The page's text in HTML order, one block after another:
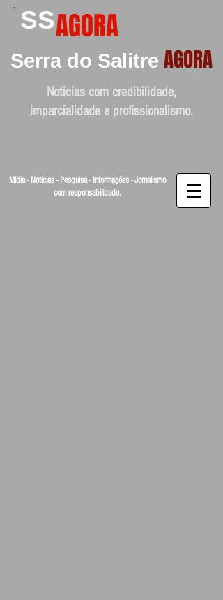
SSAGORA
Serra do Salitre AGORA
Noticias com credibilidade,
imparcialidade e profissionalismo.
Mídia - Noticias - Pesquisa - Informações - Jornalismo
com responsabilidade.